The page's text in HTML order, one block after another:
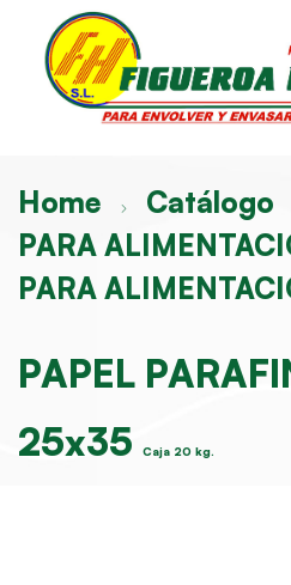
Home Catálogo
PARA
PARA
PAPEL
25x35
Caja 20 kg.